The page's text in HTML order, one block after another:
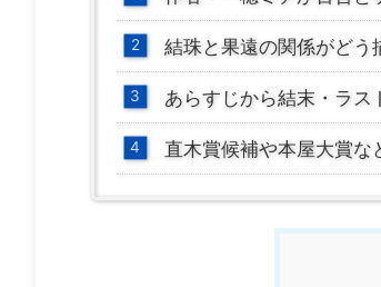
結珠と果遠の関係がどう
あらすじから結末・ラス
直木賞候補や本屋大賞な